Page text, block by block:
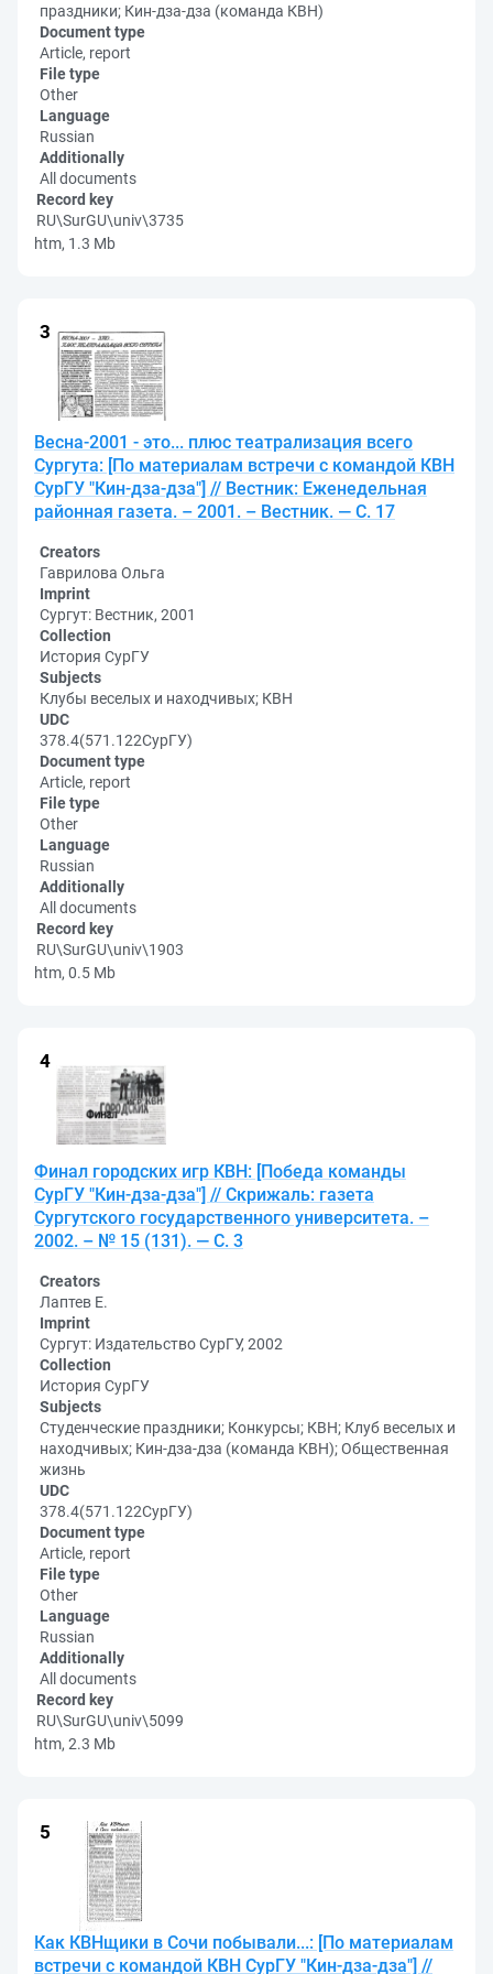
праздники; Кин-дза-дза (команда КВН)
Document type
Article, report
File type
Other
Language
Russian
Additionally
All documents
Record key
RU\SurGU\univ\3735
htm, 1.3 Mb
Весна-2001 - это... плюс театрализация всего
Сургута: [По материалам встречи с командой КВН
СурГУ "Кин-дза-дза"] // Вестник: Еженедельная
районная газета. – 2001. – Вестник. — С. 17
Creators
Гаврилова Ольга
Imprint
Сургут: Вестник, 2001
Collection
История СурГУ
Subjects
Клубы веселых и находчивых; КВН
UDC
378.4(571.122СурГУ)
Document type
Article, report
File type
Other
Language
Russian
Additionally
All documents
Record key
RU\SurGU\univ\1903
htm, 0.5 Mb
Финал городских игр КВН: [Победа команды
СурГУ "Кин-дза-дза"] // Скрижаль: газета
Сургутского государственного университета. –
2002. – № 15 (131). — С. 3
Creators
Лаптев Е.
Imprint
Сургут: Издательство СурГУ, 2002
Collection
История СурГУ
Subjects
Студенческие праздники; Конкурсы; КВН; Клуб веселых и
находчивых; Кин-дза-дза (команда КВН); Общественная
жизнь
UDC
378.4(571.122СурГУ)
Document type
Article, report
File type
Other
Language
Russian
Additionally
All documents
Record key
RU\SurGU\univ\5099
htm, 2.3 Mb
Как КВНщики в Сочи побывали...: [По материалам
встречи с командой КВН СурГУ "Кин-дза-дза"] //